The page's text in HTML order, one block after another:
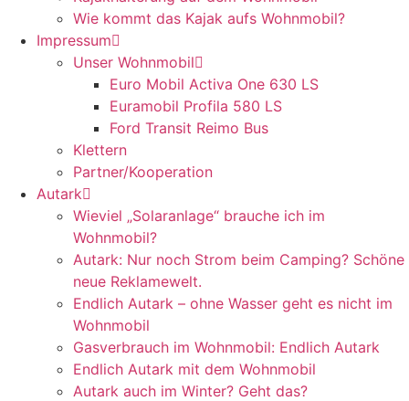
Wie kommt das Kajak aufs Wohnmobil?
Impressum
Unser Wohnmobil
Euro Mobil Activa One 630 LS
Euramobil Profila 580 LS
Ford Transit Reimo Bus
Klettern
Partner/Kooperation
Autark
Wieviel „Solaranlage“ brauche ich im
Wohnmobil?
Autark: Nur noch Strom beim Camping? Schöne
neue Reklamewelt.
Endlich Autark – ohne Wasser geht es nicht im
Wohnmobil
Gasverbrauch im Wohnmobil: Endlich Autark
Endlich Autark mit dem Wohnmobil
Autark auch im Winter? Geht das?